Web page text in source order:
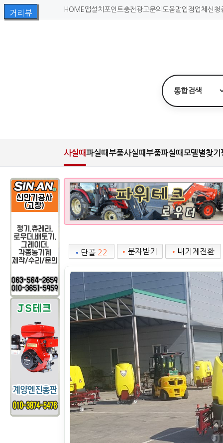
HOME 앱설치 포인트충전 광고문의 도움말입점업체신청
사실때파실때 부품사실때 부품파실때 모델별찾기
• 단골 22 • 문자받기 • 내기계전환